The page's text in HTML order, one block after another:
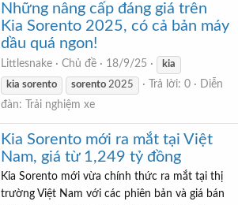
Những nâng cấp đáng giá trên
Kia Sorento 2025, có cả bản máy
dầu quá ngon!
Littlesnake Chủ đề 18/9/25
kia
kia sorento sorento 2025 Trả lời: 0
Diễn
đàn:
Trải nghiệm xe
Kia Sorento mới ra mắt tại Việt
Nam, giá từ 1,249 tỷ đồng
Kia Sorento mới vừa chính thức ra mắt tại thị
trường Việt Nam với các phiên bản và giá bán